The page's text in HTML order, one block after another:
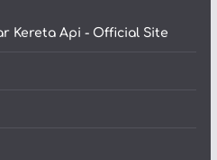
Kereta Api - Official Site